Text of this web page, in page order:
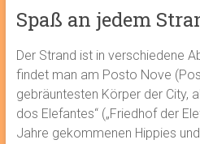
Spaß an jedem
Der Strand ist in verschiedene
findet man am Posto Nove
gebräuntesten Körper der City,
dos Elefantes“ („Friedhof der
Jahre gekommenen Hippies